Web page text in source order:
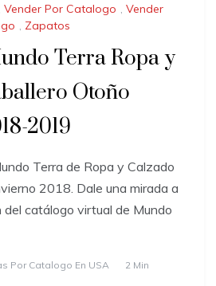
Vender Por Catalogo , Vender
, Zapatos
Terra Ropa y
Otoño
2019
Terra de Ropa y Calzado
2018. Dale una mirada a
catálogo virtual de Mundo
Por Catalogo En USA
2 Min